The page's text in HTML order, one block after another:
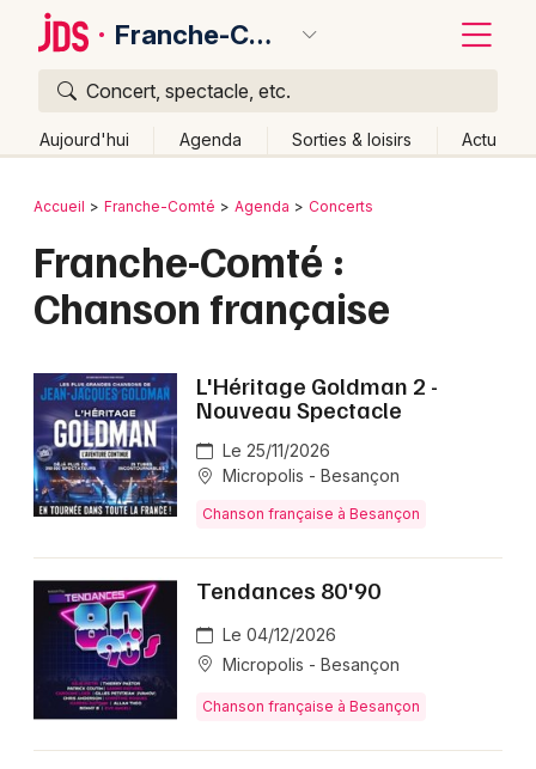
Franche-Comté
Concert, spectacle, etc.
Aujourd'hui Agenda Sorties & loisirs Actu
Publier un événement
Activité & Expérience
Manifestations
Spectacles
Concerts
Sports
Soirées
Bordeaux
Colmar
Lyon
Marseille
Mulhouse
Nantes
Nice
Paris
Retour
Accueil Franche-Comté Agenda Concerts
Franche-Comté :
Chanson française
L'Héritage Goldman 2 -
Nouveau Spectacle
Le 25/11/2026
Micropolis - Besançon
Chanson française à Besançon
Tendances 80'90
Le 04/12/2026
Micropolis - Besançon
Chanson française à Besançon
Quoi ?
Où ?
Quand ?
Aujourd'hui
Demain Ce week-end Autre